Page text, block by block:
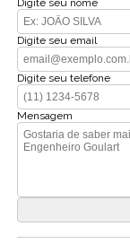
Digite seu nome
Digite seu email
Digite seu telefone
Mensagem